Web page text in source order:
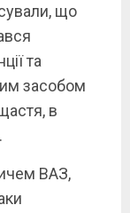
що
та
засобом
в
ВАЗ,